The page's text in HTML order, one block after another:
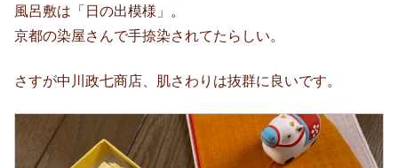
風呂敷は「日の出模様」。
京都の染屋さんで手捺染されてたらしい。
さすが中川政七商店、肌さわりは抜群に良いです。